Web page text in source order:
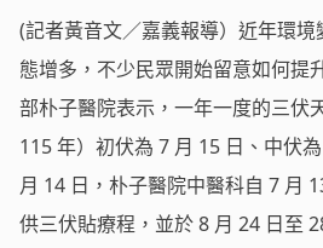
(記者黃音文／嘉義報導）近年環
態增多，不少民眾開始留意如何提
部朴子醫院表示，一年一度的三伏
115 年）初伏為 7 月 15 日、中伏
月 14 日，朴子醫院中醫科自 7 月
供三伏貼療程，並於 8 月 24 日至